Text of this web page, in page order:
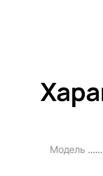
Модель